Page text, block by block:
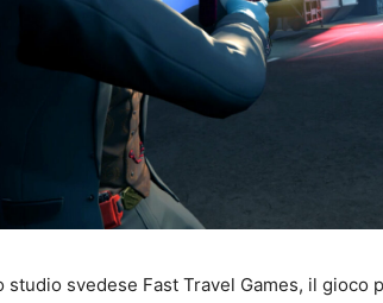
studio svedese Fast Travel Games, il gioco